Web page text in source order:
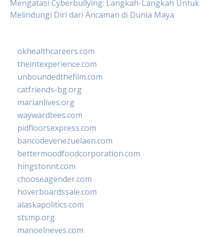
Mengatasi Cyberbullying: Langkah-Langkah Untuk
Melindungi Diri dari Ancaman di Dunia Maya
okhealthcareers.com
theintexperience.com
unboundedthefilm.com
catfriends-bg.org
marianlives.org
waywardtees.com
pidfloorsexpress.com
bancodevenezuelaen.com
bettermoodfoodcorporation.com
hingstonnt.com
chooseagender.com
hoverboardssale.com
alaskapolitics.com
stsmp.org
manoelneves.com